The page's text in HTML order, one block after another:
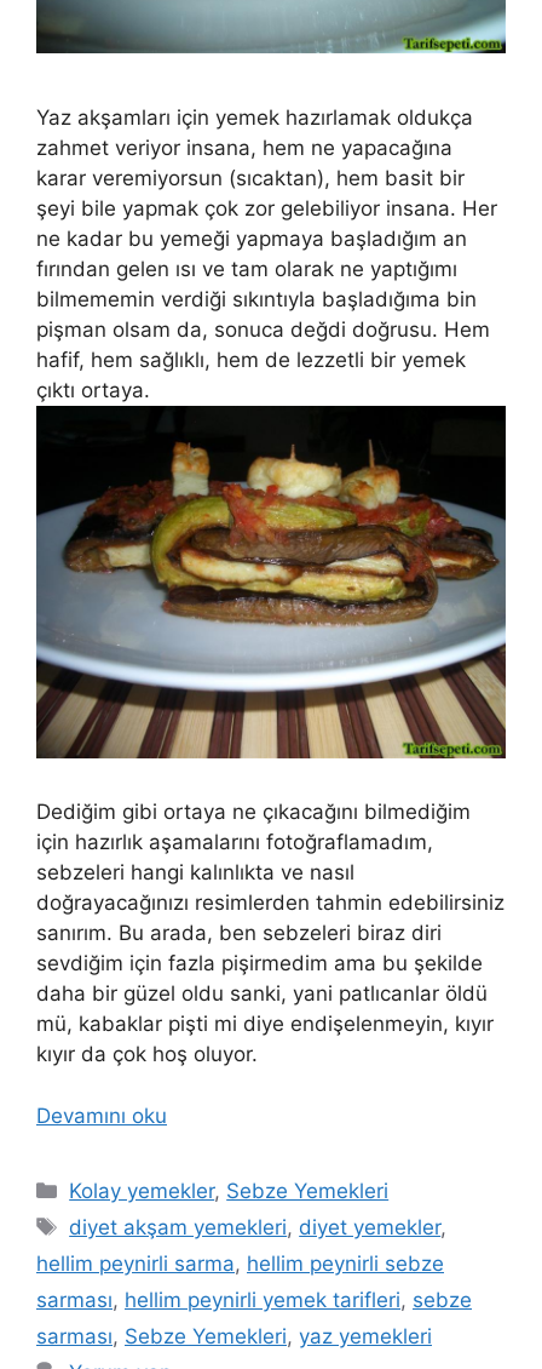
Yaz akşamları için yemek hazırlamak oldukça
zahmet veriyor insana, hem ne yapacağına
karar veremiyorsun (sıcaktan), hem basit bir
şeyi bile yapmak çok zor gelebiliyor insana. Her
ne kadar bu yemeği yapmaya başladığım an
fırından gelen ısı ve tam olarak ne yaptığımı
bilmememin verdiği sıkıntıyla başladığıma bin
pişman olsam da, sonuca değdi doğrusu. Hem
hafif, hem sağlıklı, hem de lezzetli bir yemek
çıktı ortaya.
Dediğim gibi ortaya ne çıkacağını bilmediğim
için hazırlık aşamalarını fotoğraflamadım,
sebzeleri hangi kalınlıkta ve nasıl
doğrayacağınızı resimlerden tahmin edebilirsiniz
sanırım. Bu arada, ben sebzeleri biraz diri
sevdiğim için fazla pişirmedim ama bu şekilde
daha bir güzel oldu sanki, yani patlıcanlar öldü
mü, kabaklar pişti mi diye endişelenmeyin, kıyır
kıyır da çok hoş oluyor.
Devamını oku
Kategoriler
Kolay yemekler, Sebze Yemekleri
Etiketler
diyet akşam yemekleri, diyet yemekler,
hellim peynirli sarma, hellim peynirli sebze
sarması, hellim peynirli yemek tarifleri, sebze
sarması, Sebze Yemekleri, yaz yemekleri